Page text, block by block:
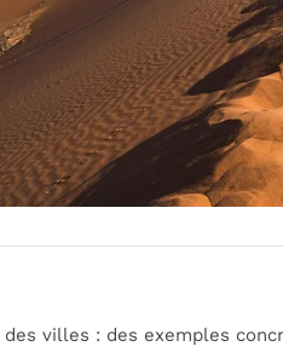
des villes : des exemples